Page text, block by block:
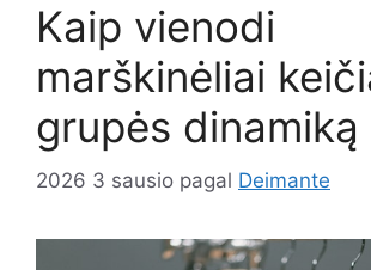
Kaip vienodi
marškinėliai
grupės dinamiką
2026 3 sausio pagal Deimante